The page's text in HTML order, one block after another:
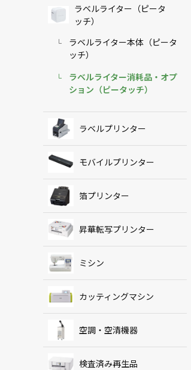
ラベルライター（ピータ
ッチ）
ラベルライター本体（ピータ
ッチ）
ラベルライター消耗品・オプ
ション（ピータッチ）
ラベルプリンター
モバイルプリンター
箔プリンター
昇華転写プリンター
ミシン
カッティングマシン
空調・空清機器
検査済み再生品